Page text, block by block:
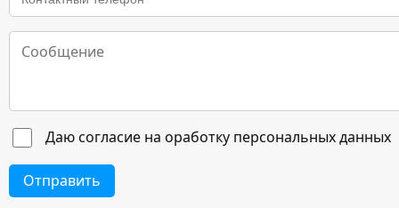
Даю согласие на оработку персональных данных
Отправить